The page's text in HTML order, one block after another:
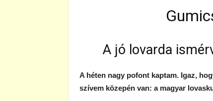
A jó lovarda
A héten nagy pofont kaptam. Igaz,
szívem közepén van: a magyar